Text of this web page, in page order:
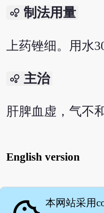
bubble_chart 制法用量
上药锉细。用水
bubble_chart 主治
肝脾血虚，气不
English version
本网站采用